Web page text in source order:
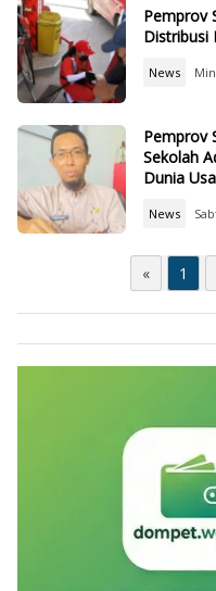
Pemprov
Distribusi
News
Pemprov
Sekolah
Dunia
News
« 1